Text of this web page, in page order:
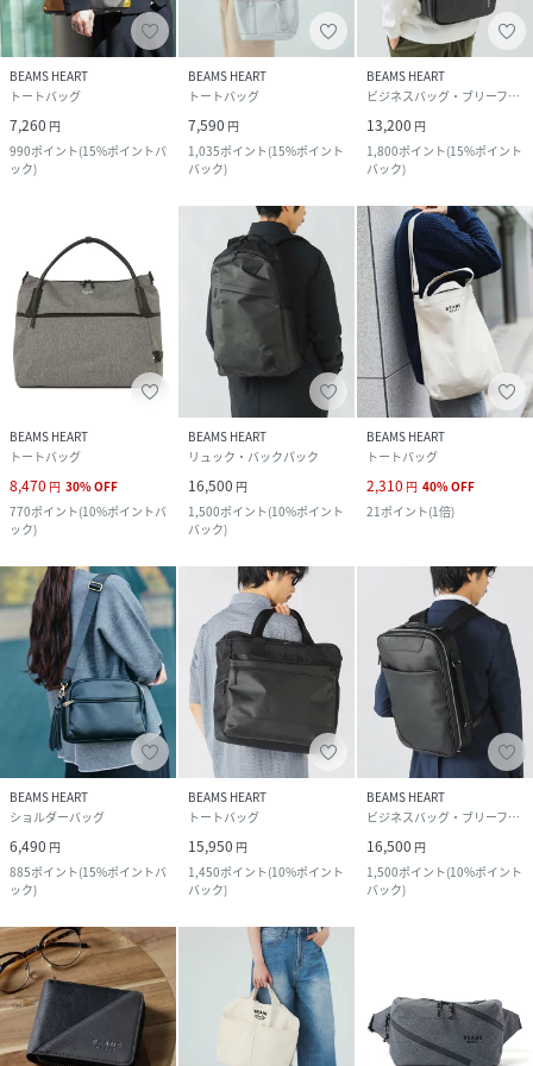
BEAMS HEART
トートバッグ
7,260 円
990ポイント(15%ポイントバ
ック)
BEAMS HEART
トートバッグ
7,590 円
1,035ポイント(15%ポイント
バック)
BEAMS HEART
ビジネスバッグ・ブリーフケース
13,200 円
1,800ポイント(15%ポイント
バック)
BEAMS HEART
トートバッグ
8,470 円 30%OFF
770ポイント(10%ポイントバ
ック)
BEAMS HEART
リュック・バックパック
16,500 円
1,500ポイント(10%ポイント
バック)
BEAMS HEART
トートバッグ
2,310 円 40%OFF
21 ポイント(1倍)
BEAMS HEART
ショルダーバッグ
6,490 円
885ポイント(15%ポイントバ
ック)
BEAMS HEART
トートバッグ
15,950 円
1,450ポイント(10%ポイント
バック)
BEAMS HEART
ビジネスバッグ・ブリーフケース
16,500 円
1,500ポイント(10%ポイント
バック)